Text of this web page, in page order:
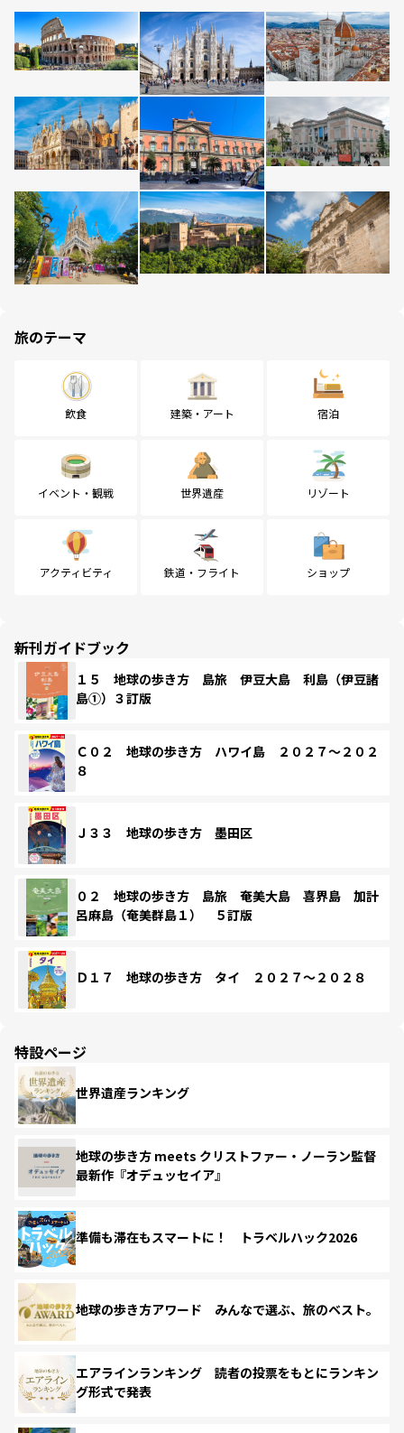
旅のテーマ
飲食 建築・アート 宿泊
イベント・観戦 世界遺産 リゾート
アクティビティ 鉄道・フライト ショップ
新刊ガイドブック
１５ 地球の歩き方 島旅 伊豆大島 利島（伊豆諸
島①）３訂版
Ｃ０２ 地球の歩き方 ハワイ島 ２０２７～２０２
８
Ｊ３３ 地球の歩き方 墨田区
０２ 地球の歩き方 島旅 奄美大島 喜界島 加計
呂麻島（奄美群島１） ５訂版
Ｄ１７ 地球の歩き方 タイ ２０２７～２０２８
特設ページ
世界遺産ランキング
地球の歩き方 meets クリストファー・ノーラン監督
最新作『オデュッセイア』
準備も滞在もスマートに！ トラベルハック2026
地球の歩き方アワード みんなで選ぶ、旅のベスト。
エアラインランキング 読者の投票をもとにランキン
グ形式で発表